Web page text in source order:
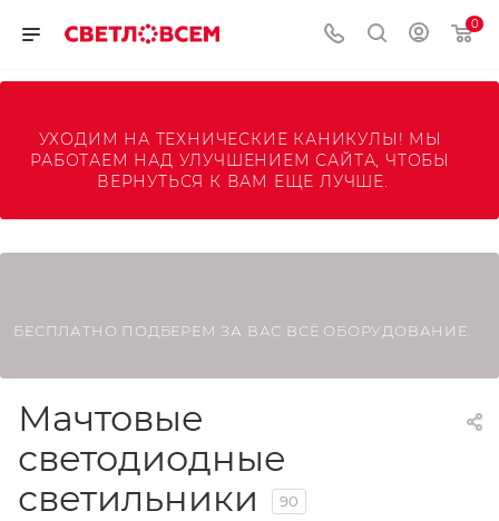
0
УХОДИМ НА ТЕХНИЧЕСКИЕ КАНИКУЛЫ! МЫ
РАБОТАЕМ НАД УЛУЧШЕНИЕМ САЙТА, ЧТОБЫ
ВЕРНУТЬСЯ К ВАМ ЕЩЕ ЛУЧШЕ.
БЕСПЛАТНО ПОДБЕРЕМ ЗА ВАС ВСЁ ОБОРУДОВАНИЕ.
Мачтовые
светодиодные
светильники
90